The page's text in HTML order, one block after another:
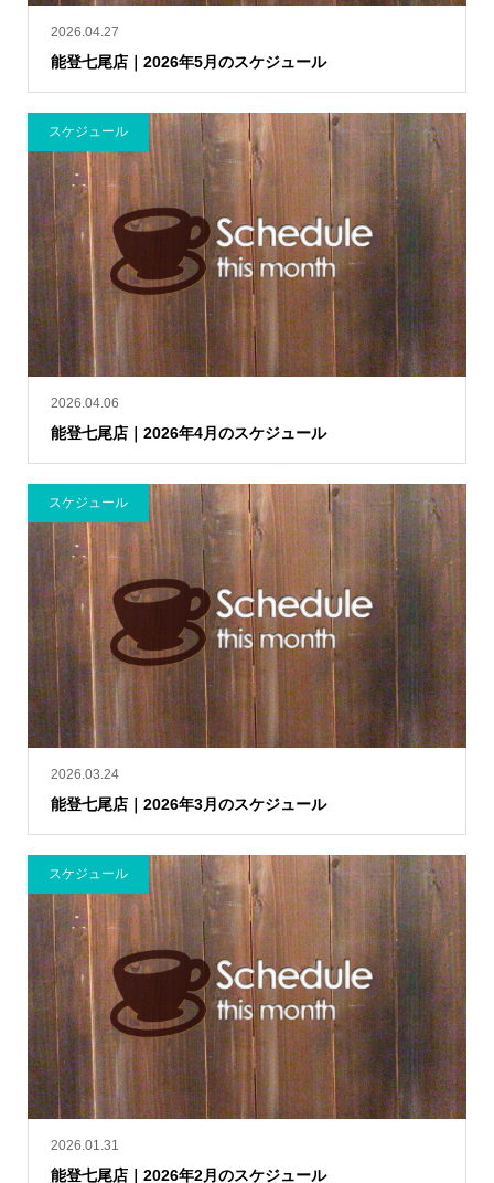
2026.04.27
能登七尾店｜2026年5月のスケジュール
2026.04.06
能登七尾店｜2026年4月のスケジュール
スケジュール
2026.03.24
能登七尾店｜2026年3月のスケジュール
スケジュール
2026.01.31
能登七尾店｜2026年2月のスケジュール
スケジュール